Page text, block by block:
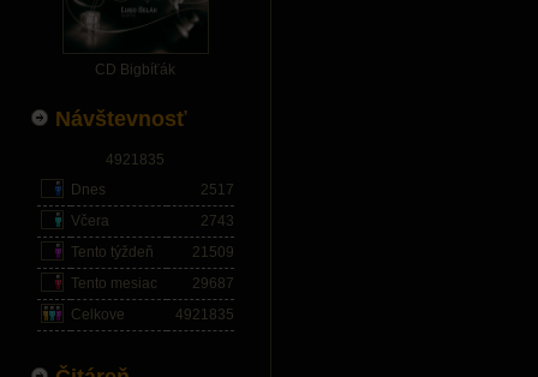
CD Bigbíťák
Návštevnosť
4921835
Dnes
2517
Včera
2743
Tento týždeň
21509
Tento mesiac
29687
Celkove
4921835